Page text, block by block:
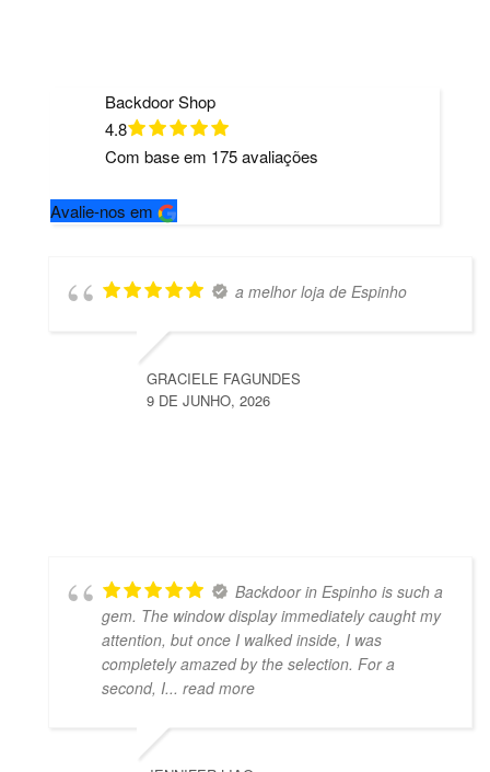
Backdoor Shop
4.8
Com base em 175avaliações
Avalie-nos em
a melhor loja de Espinho
GRACIELE FAGUNDES
9 DE JUNHO, 2026
Backdoor in Espinho is such a
gem. The window display immediately caught my
attention, but once I walked inside, I was
completely amazed by the selection. For a
second, I... read more